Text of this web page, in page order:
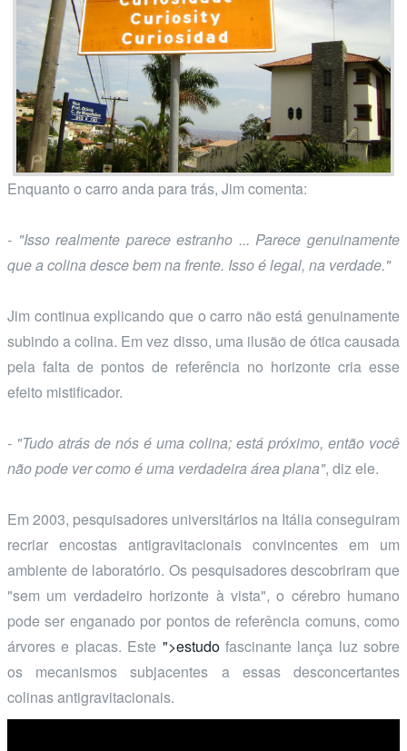
Enquanto o carro anda para trás, Jim comenta:
- "Isso realmente parece estranho ... Parece genuinamente
que a colina desce bem na frente. Isso é legal, na verdade."
Jim continua explicando que o carro não está genuinamente
subindo a colina. Em vez disso, uma ilusão de ótica causada
pela falta de pontos de referência no horizonte cria esse
efeito mistificador.
- "Tudo atrás de nós é uma colina; está próximo, então você
não pode ver como é uma verdadeira área plana", diz ele.
Em 2003, pesquisadores universitários na Itália conseguiram
recriar encostas antigravitacionais convincentes em um
ambiente de laboratório. Os pesquisadores descobriram que
"sem um verdadeiro horizonte à vista", o cérebro humano
pode ser enganado por pontos de referência comuns, como
árvores e placas. Este ">estudofascinante lança luz sobre
os mecanismos subjacentes a essas desconcertantes
colinas antigravitacionais.